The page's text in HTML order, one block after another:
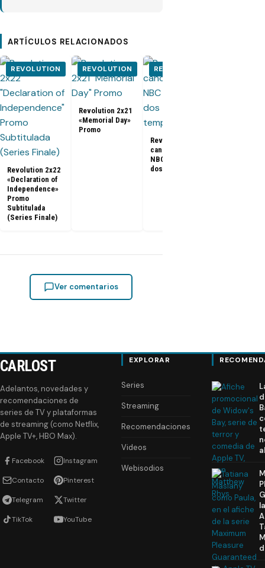
ARTÍCULOS RELACIONADOS
REVOLUTION
Revolution 2x22
«Declaration of
Independence»
Promo
Subtitulada
(Series Finale)
REVOLUTION
Revolution 2x21
«Memorial Day»
Promo
REVOLUTION
Revolution
cancelada por
NBC luego de
dos temporadas
Ver comentarios
CARLOST
Adelantos, novedades y
recomendaciones de
series de TV y plataformas
de streaming (como Netflix,
Apple TV+, HBO Max).
Facebook Instagram
Contacto Pinterest
Telegram Twitter
TikTok YouTube
EXPLORAR
Series
Streaming
Recomendaciones
Videos
Webisodios